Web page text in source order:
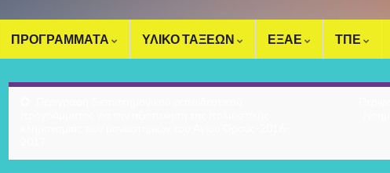
ΠΡΟΓΡΑΜΜΑΤΑ ΥΛΙΚΟ ΤΑΞΕΩΝ ΕΞΑΕ ΤΠΕ